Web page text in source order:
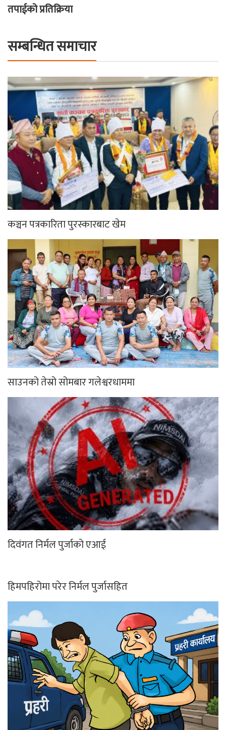
तपाईको प्रतिक्रिया
सम्बन्धित समाचार
कञ्चन पत्रकारिता पुरस्कारबाट खेम
साउनको तेस्रो सोमबार गलेश्वरधाममा
दिवंगत निर्मल पुर्जाको एआई
हिमपहिरोमा परेर निर्मल पुर्जासहित